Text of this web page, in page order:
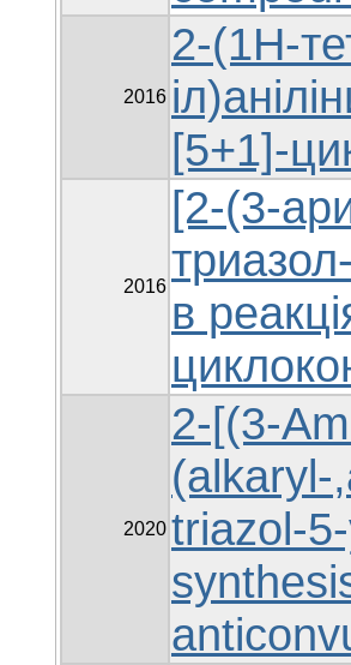
2016
2-(1H-
[5+1]-
2016
[2-(3-
в
2020
2-[(3-
(alkaryl-
triazol-